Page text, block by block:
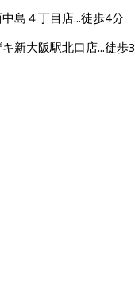
島４丁目店...徒歩4分
新大阪駅北口店...徒歩